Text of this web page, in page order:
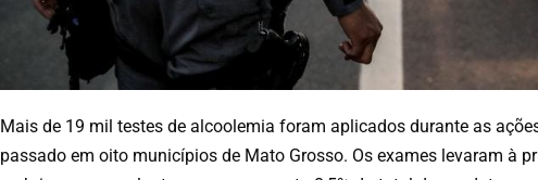
Mais de 19 mil testes de alcoolemia foram aplicados durante as
passado em oito municípios de Mato Grosso. Os exames levaram à